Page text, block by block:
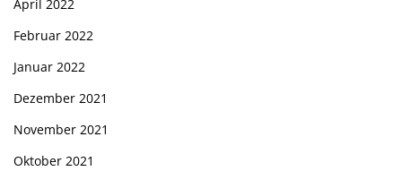
April 2022
Februar 2022
Januar 2022
Dezember 2021
November 2021
Oktober 2021